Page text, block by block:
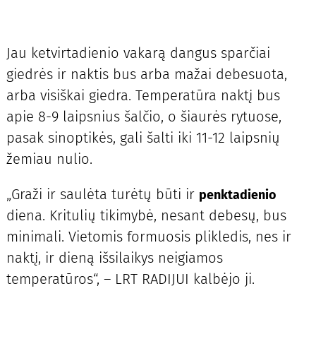
Jau ketvirtadienio vakarą dangus sparčiai
giedrės ir naktis bus arba mažai debesuota,
arba visiškai giedra. Temperatūra naktį bus
apie 8-9 laipsnius šalčio, o šiaurės rytuose,
pasak sinoptikės, gali šalti iki 11-12 laipsnių
žemiau nulio.
„Graži ir saulėta turėtų būti ir penktadienio
diena. Kritulių tikimybė, nesant debesų, bus
minimali. Vietomis formuosis plikledis, nes ir
naktį, ir dieną išsilaikys neigiamos
temperatūros“, – LRT RADIJUI kalbėjo ji.